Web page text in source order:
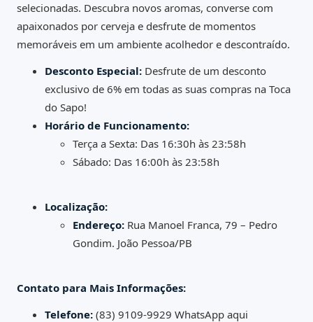
selecionadas. Descubra novos aromas, converse com
apaixonados por cerveja e desfrute de momentos
memoráveis em um ambiente acolhedor e descontraído.
Desconto Especial: Desfrute de um desconto
exclusivo de 6% em todas as suas compras na Toca
do Sapo!
Horário de Funcionamento:
Terça a Sexta: Das 16:30h às 23:58h
Sábado: Das 16:00h às 23:58h
Localização:
Endereço: Rua Manoel Franca, 79 – Pedro
Gondim. João Pessoa/PB
Contato para Mais Informações:
Telefone: (83) 9109-9929 WhatsApp aqui